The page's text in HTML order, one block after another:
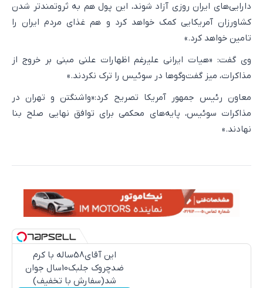
دارایی‌های ایران روزی آزاد شوند، این پول هم به ثروتمندتر شدن
کشاورزان آمریکایی کمک خواهد کرد و هم غذای مردم ایران را
تامین خواهد کرد.»
وی گفت: «هیات ایرانی علیرغم اظهارات علنی مبنی بر خروج از
مذاکرات، میز گفت‌وگوها در سوئیس را ترک نکردند.»
معاون رئیس جمهور آمریکا تصریح کرد:«واشنگتن و تهران در
مذاکرات سوئیس، پایه‌های محکمی برای توافق نهایی صلح بنا
نهادند.»
این آقای58ساله با کرم
ضدچروک جلبک10سال جوان
شد(سفارش با تخفیف)